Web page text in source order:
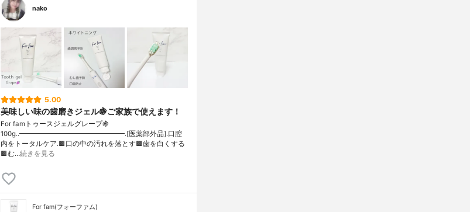
nako
5.00
美味しい味の歯磨きジェル🍇ご家族で使えます！
For famトゥースジェルグレープ🍇
100g..━━━━━━━━━━━━━━━.[医薬部外品].口腔
内をトータルケア.🟫口の中の汚れを落とす🟫歯を白くする
🟫む…続きを見る
For fam(フォーファム)